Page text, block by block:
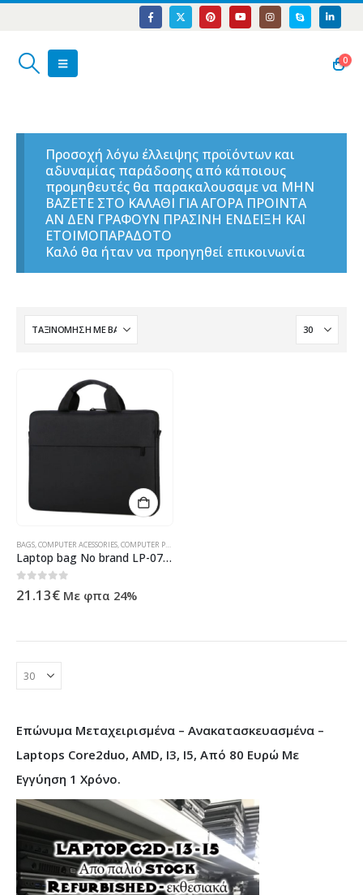
0
Προσοχή λόγω έλλειψης προϊόντων και
αδυναμίας παράδοσης από κάποιους
προμηθευτές θα παρακαλουσαμε να ΜΗΝ
ΒΑΖΕΤΕ ΣΤΟ ΚΑΛΑΘΙ ΓΙΑ ΑΓΟΡΑ ΠΡΟΙΝΤΑ
ΑΝ ΔΕΝ ΓΡΑΦΟΥΝ ΠΡΑΣΙΝΗ ΕΝΔΕΙΞΗ ΚΑΙ
ΕΤΟΙΜΟΠΑΡΑΔΟΤΟ
Καλό θα ήταν να προηγηθεί επικοινωνία
BAGS COMPUTER ACESSORIES COMPUTER PERIPHERALS
Laptop bag No brand LP-07, 15.6″, Black – 45317
0out of 5
21.13€ Με φπα 24%
Επώνυμα Μεταχειρισμένα – Ανακατασκευασμένα –
Laptops Core2duo, AMD, I3, I5, Από 80 Ευρώ Με
Εγγύηση 1 Χρόνο.